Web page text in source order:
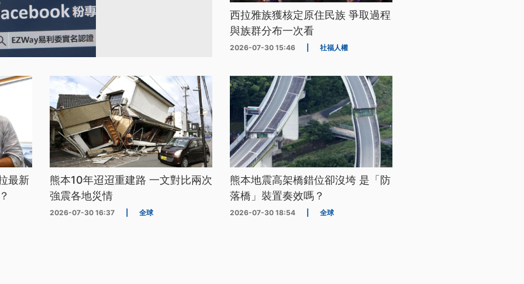
西拉雅族獲核定原住民族 爭取過程
與族群分布一次看
2026-07-30 15:46 社福人權
最新
熊本10年迢迢重建路 一文對比兩次
強震各地災情
2026-07-30 16:37 全球
熊本地震高架橋錯位卻沒垮 是「防
落橋」裝置奏效嗎？
2026-07-30 18:54 全球